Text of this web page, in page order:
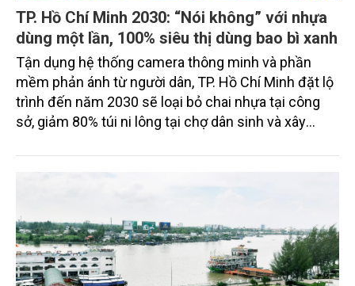
TP. Hồ Chí Minh 2030: “Nói không” với nhựa
dùng một lần, 100% siêu thị dùng bao bì xanh
Tận dụng hệ thống camera thông minh và phần
mềm phản ánh từ người dân, TP. Hồ Chí Minh đặt lộ
trình đến năm 2030 sẽ loại bỏ chai nhựa tại công
sở, giảm 80% túi ni lông tại chợ dân sinh và xây